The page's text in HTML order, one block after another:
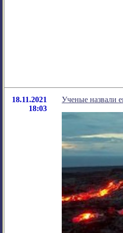
18.11.2021
18:03
Ученые назвали